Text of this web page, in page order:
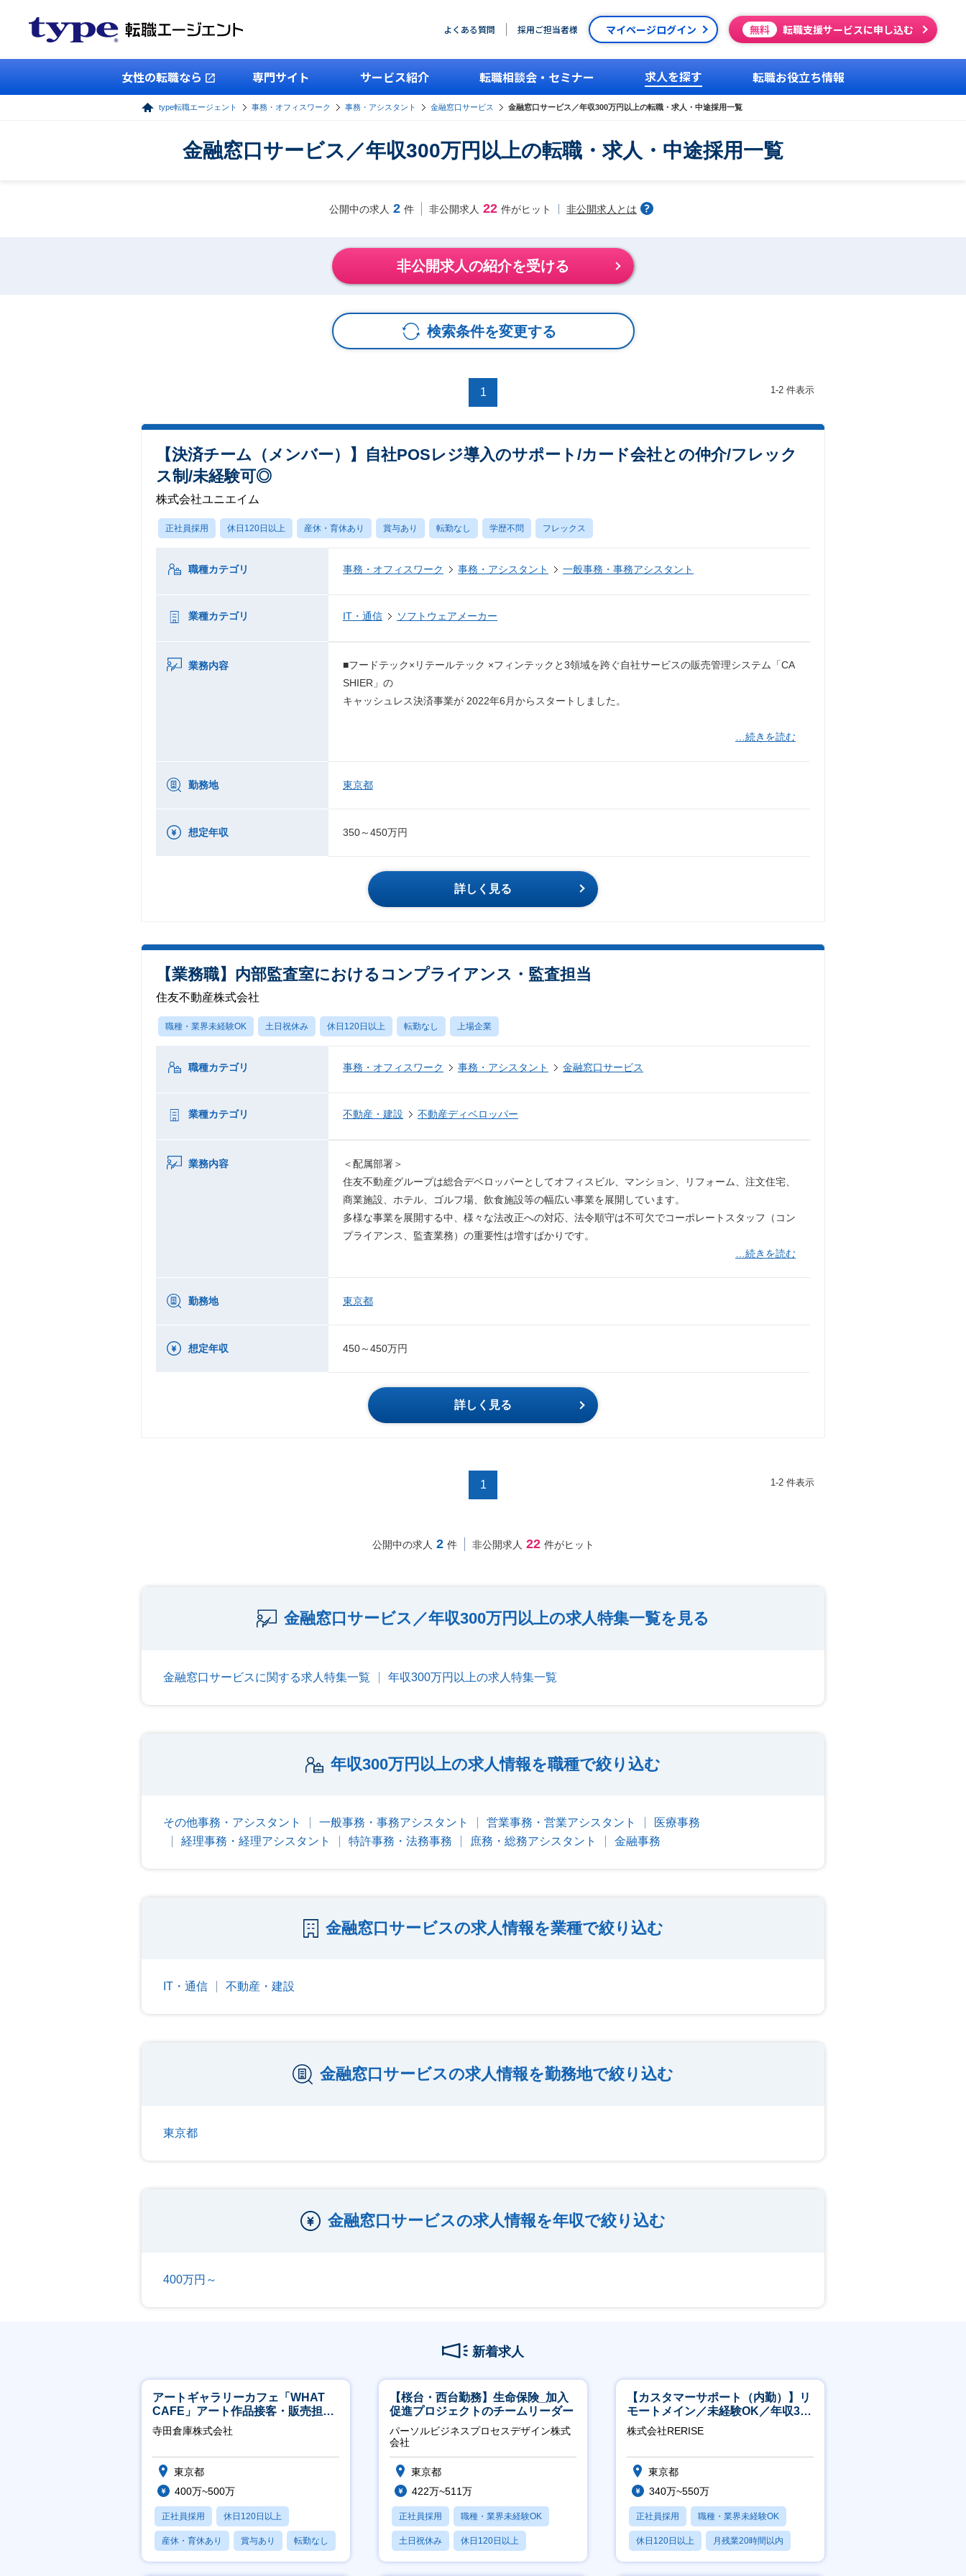
よくある質問 採用ご担当者様 マイページログイン 無料 転職支援サービスに申し込む
女性の転職なら 専門サイト サービス紹介 転職相談会・セミナー 求人を探す 転職お役立ち情報
type転職エージェント 事務・オフィスワーク 事務・アシスタント 金融窓口サービス 金融窓口サービス／年収300万円以上の転職・求人・中途採用一覧
金融窓口サービス／年収300万円以上の転職・求人・中途採用一覧
公開中の求人 2 件 非公開求人 22 件がヒット 非公開求人とは
非公開求人の紹介を受ける
検索条件を変更する
1 1-2 件表示
【決済チーム（メンバー）】自社POSレジ導入のサポート/カード会社との仲介/フレック
ス制/未経験可◎
株式会社ユニエイム
正社員採用 休日120日以上 産休・育休あり 賞与あり 転勤なし 学歴不問 フレックス
職種カテゴリ 事務・オフィスワーク 事務・アシスタント 一般事務・事務アシスタント
業種カテゴリ IT・通信 ソフトウェアメーカー
業務内容
■フードテック×リテールテック ×フィンテックと3領域を跨ぐ自社サービスの販売管理システム「CA
SHIER」の
キャッシュレス決済事業が 2022年6月からスタートしました。
…続きを読む
勤務地 東京都
想定年収 350～450万円
詳しく見る
【業務職】内部監査室におけるコンプライアンス・監査担当
住友不動産株式会社
職種・業界未経験OK 土日祝休み 休日120日以上 転勤なし 上場企業
職種カテゴリ 事務・オフィスワーク 事務・アシスタント 金融窓口サービス
業種カテゴリ 不動産・建設 不動産ディベロッパー
業務内容
＜配属部署＞
住友不動産グループは総合デベロッパーとしてオフィスビル、マンション、リフォーム、注文住宅、
商業施設、ホテル、ゴルフ場、飲食施設等の幅広い事業を展開しています。
多様な事業を展開する中、様々な法改正への対応、法令順守は不可欠でコーポレートスタッフ（コン
プライアンス、監査業務）の重要性は増すばかりです。
…続きを読む
勤務地 東京都
想定年収 450～450万円
詳しく見る
1 1-2 件表示
公開中の求人 2 件 非公開求人 22 件がヒット
金融窓口サービス／年収300万円以上の求人特集一覧を見る
金融窓口サービスに関する求人特集一覧 年収300万円以上の求人特集一覧
年収300万円以上の求人情報を職種で絞り込む
その他事務・アシスタント 一般事務・事務アシスタント 営業事務・営業アシスタント
医療事務
経理事務・経理アシスタント
特許事務・法務事務 庶務・総務アシスタント 金融事務
金融窓口サービスの求人情報を業種で絞り込む
IT・通信 不動産・建設
金融窓口サービスの求人情報を勤務地で絞り込む
東京都
金融窓口サービスの求人情報を年収で絞り込む
400万円～
新着求人
アートギャラリーカフェ「WHAT
CAFE」アート作品接客・販売担当
※アート領域未経験可
寺田倉庫株式会社
東京都
400万~500万
正社員採用 休日120日以上
産休・育休あり 賞与あり 転勤なし
【桜台・西台勤務】生命保険_加入
促進プロジェクトのチームリーダー
パーソルビジネスプロセスデザイン株式
会社
東京都
422万~511万
正社員採用 職種・業界未経験OK
土日祝休み 休日120日以上
産休・育休あり
【カスタマーサポート（内勤）】リ
モートメイン／未経験OK／年収340
万～／年間休日125日
株式会社RERISE
東京都
340万~550万
正社員採用 職種・業界未経験OK
休日120日以上 月残業20時間以内
賞与あり